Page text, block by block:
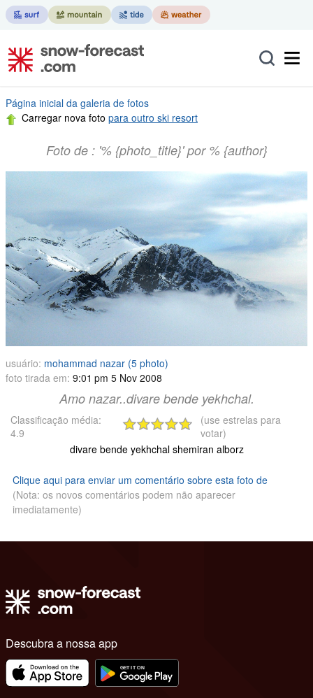
Página inicial da galeria de fotos
Carregar nova foto para outro ski resort
Foto de : '% {photo_title}' por % {author}
usuário: mohammad nazar (5 photo)
foto tirada em: 9:01 pm 5 Nov 2008
amo nazar..divare bende yekhchal.
Classificação média:
4.9
(use estrelas para
votar)
divare bende yekhchal shemiran alborz
Clique aqui para enviar um comentário sobre esta foto de
(Nota: os novos comentários podem não aparecer
imediatamente)
Descubra a nossa app